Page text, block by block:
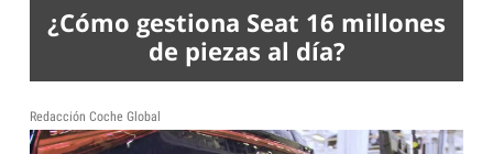
¿Cómo gestiona Seat 16 millones
de piezas al día?
Redacción Coche Global